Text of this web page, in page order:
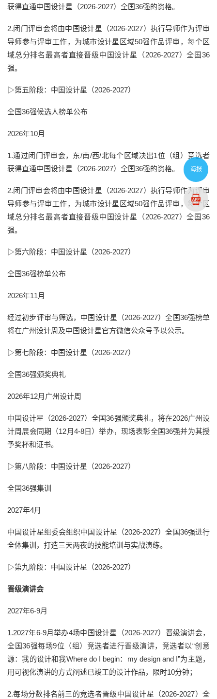
获得直通中国设计星（2026-2027）全国36强的资格。
2.闭门评审会将由中国设计星（2026-2027）执行导师作为评审
导师参与评审工作，为城市设计星区域50强作品评审，每个区
域总分排名最高者直接晋级中国设计星（2026-2027）全国36
强。
▷第五阶段： 中国设计星（2026-2027）
全国36强候选人榜单公布
2026年10月
1.通过闭门评审会，东/南/西/北每个区域决出1位（组）竞选者
获得直通中国设计星（2026-2027）全国36强的资格。
2.闭门评审会将由中国设计星（2026-2027）执行导师作为评审
导师参与评审工作，为城市设计星区域50强作品评审，每个区
域总分排名最高者直接晋级中国设计星（2026-2027）全国36
强。
▷第六阶段： 中国设计星（2026-2027）
全国36强榜单公布
2026年11月
经过初步评审与筛选， 中国设计星 （2026-2027）全国36强榜单
将在广州设计周及中国设计星官方微信公众号予以公示。
▷第七阶段： 中国设计星（2026-2027）
全国36强颁奖典礼
2026年12月广州设计周
中国设计星（2026-2027）全国36强颁奖典礼，将在2026广州设
计周展会同期（12月4-8日）举办，现场表彰全国36强并为其授
予奖杯和证书。
▷第八阶段： 中国设计星（2026-2027）
全国36强集训
2027年4月
中国设计星组委会组织中国设计星 （2026-2027）全国36强进行
全体集训，打造三天两夜的技能培训与实战演练。
▷第九阶段： 中国设计星（2026-2027）
晋级演讲会
2027年6-9月
1.2027年6-9月举办4场中国设计星（2026-2027）晋级演讲会，
全国36强每场9位（组）竞选者进行晋级演讲，竞选者以“创意
源：我的设计和我Where do I begin：my design and I”为主题，
用可视化演讲的方式阐述已竣工的设计作品，限时10分钟；
2.每场分数排名前三的竞选者晋级中国设计星（2026-2027）全
海报